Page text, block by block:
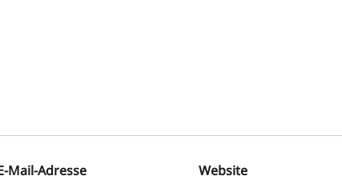
Mail-Adresse Website